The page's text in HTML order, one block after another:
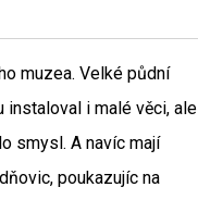
muzea. Velké půdní
instaloval i malé věci, ale
smysl. A navíc mají
poukazujíc na